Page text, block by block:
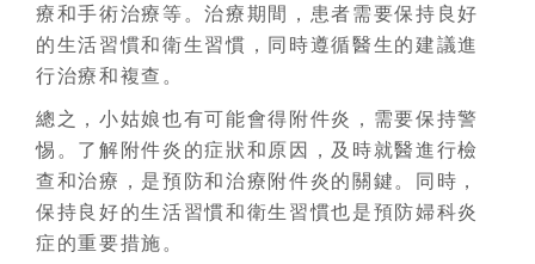
療和手術治療等。治療期間，患者需要保持良好
的生活習慣和衛生習慣，同時遵循醫生的建議進
行治療和複查。
總之，小姑娘也有可能會得附件炎，需要保持警
惕。了解附件炎的症狀和原因，及時就醫進行檢
查和治療，是預防和治療附件炎的關鍵。同時，
保持良好的生活習慣和衛生習慣也是預防婦科炎
症的重要措施。